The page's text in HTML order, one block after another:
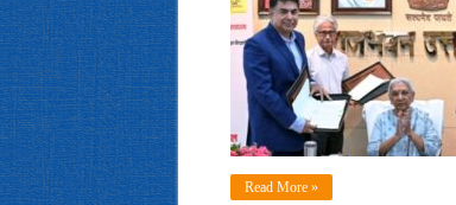
Read More »